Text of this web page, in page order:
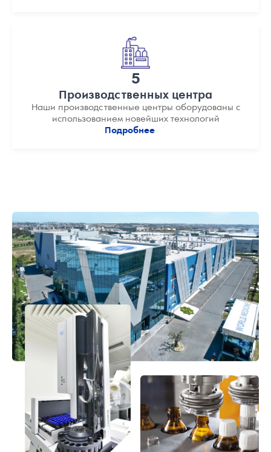
5
Производственных центра
Наши производственные центры оборудованы с
использованием новейших технологий
Подробнее